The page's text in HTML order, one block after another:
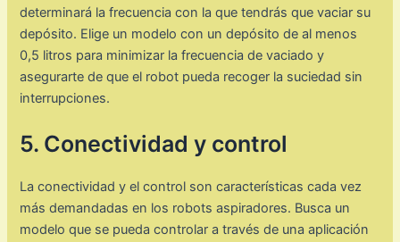
determinará la frecuencia con la que tendrás que vaciar su
depósito. Elige un modelo con un depósito de al menos
0,5 litros para minimizar la frecuencia de vaciado y
asegurarte de que el robot pueda recoger la suciedad sin
interrupciones.
5. Conectividad y control
La conectividad y el control son características cada vez
más demandadas en los robots aspiradores. Busca un
modelo que se pueda controlar a través de una aplicación